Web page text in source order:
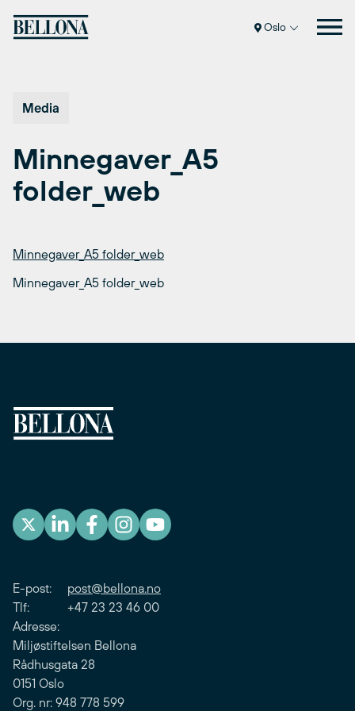
Oslo
Media
Minnegaver_A5
folder_web
Minnegaver_A5 folder_web
Minnegaver_A5 folder_web
E-post: post@bellona.no
Tlf: +47 23 23 46 00
Adresse:
Miljøstiftelsen Bellona
Rådhusgata 28
0151 Oslo
Org. nr: 948 778 599